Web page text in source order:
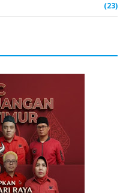
(23)